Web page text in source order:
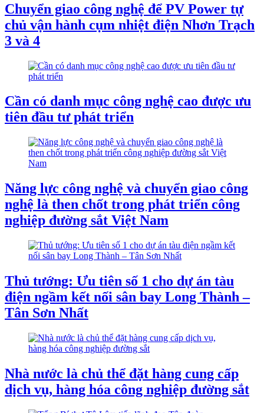
Chuyển giao công nghệ để PV Power tự
chủ vận hành cụm nhiệt điện Nhơn Trạch
3 và 4
Cần có danh mục công nghệ cao được ưu
tiên đầu tư phát triển
Năng lực công nghệ và chuyển giao công
nghệ là then chốt trong phát triển công
nghiệp đường sắt Việt Nam
Thủ tướng: Ưu tiên số 1 cho dự án tàu
điện ngầm kết nối sân bay Long Thành –
Tân Sơn Nhất
Nhà nước là chủ thể đặt hàng cung cấp
dịch vụ, hàng hóa công nghiệp đường sắt